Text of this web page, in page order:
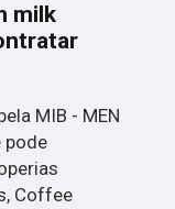
milk
MIB - MEN
pode
Coffee